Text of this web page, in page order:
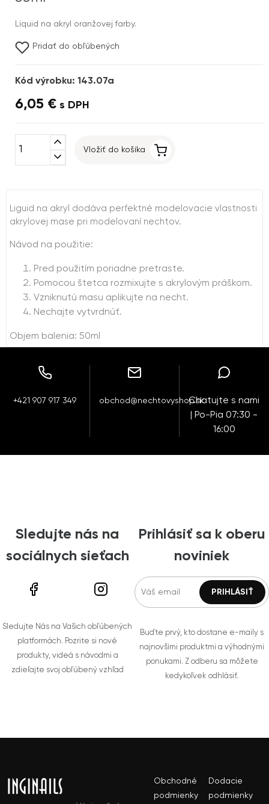
Liquid na akryl oranžovej farby.
Pridať do obľúbených
Kód výrobku: 143.07a
6,05 € s DPH
expand_less
expand_more
Vložiť do košíka
Liguid na akryl dodáva perfektné modelovacie vlastnosti
akrylovej mase pri modelovaní nechtov.
Návod na použitie:
Pred použitím poriadne pretraste.
Pomocou štetca rozmixujte s akrylovým práškom.
Vzniknutú masu aplikujte na necht.
Nechajte vytvrdnúť.
Objem balenia: 50ml
+421 907 917 349 obchod@nechtovyshop.skChatujte s nami
| Po-Pia 07:30 -
16:00
Sledujte nás na
sociálnych sieťach
Sledujte Nás na Vašich obľúbených
platformách. Pozrite si nové
produkty, videá s návodmi a
zdieľajte svoj obľúbený vzhľad
Prihlásiť sa k oberu
noviniek
Buďte prvý, kto dostane e-maily s
najnovšími produktmi a výhodnými
ponukami. Z odberu sa môžete
kedykoľvek odhlásiť.
Obchodné
podmienky
Dodacie
podmienky